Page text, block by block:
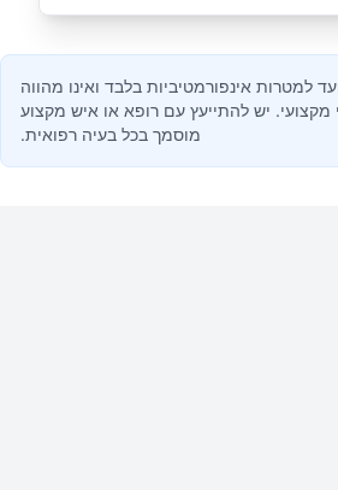
למטרות אינפורמטיביות בלבד ואינו מהווה
מקצועי. יש להתייעץ עם רופא או איש מקצוע
מוסמך בכל בעיה רפואית.